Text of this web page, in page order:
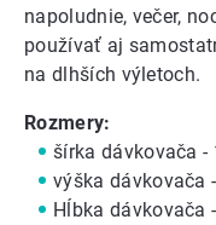
napoludnie, večer,
používať aj
na dlhších výletoch.
Rozmery:
šírka dávkovača -
výška dávkovača
Hĺbka dávkovača